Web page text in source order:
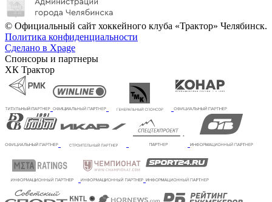
© Официальный сайт хоккейного клуба «Трактор» Челябинск.
Политика конфиденциальности
Сделано в Xpage
Спонсоры и партнеры
ХК Трактор